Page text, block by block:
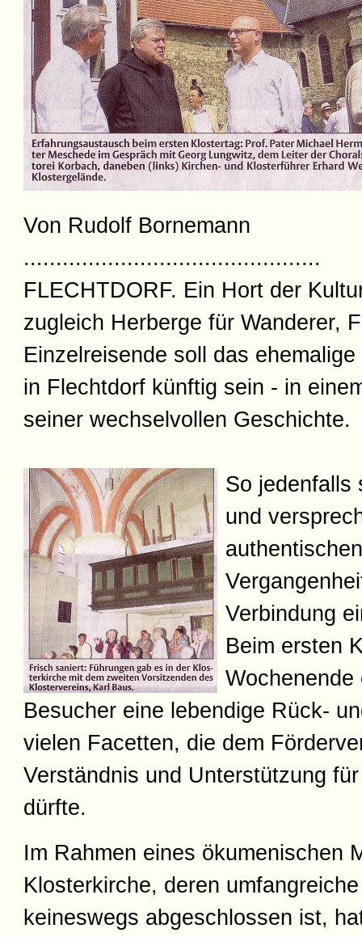
Von Rudolf Bornemann
..............................................
FLECHTDORF. Ein Hort der
zugleich Herberge für Wanderer,
Einzelreisende soll das
in Flechtdorf künftig sein - in
seiner wechselvollen Geschichte.
So jedenfalls
und
Verbindung
Beim ersten
Wochenende
Besucher eine lebendige Rück-
vielen Facetten, die dem
Verständnis und Unterstützung
dürfte.
Im Rahmen eines ökumenischen
Klosterkirche, deren
keineswegs abgeschlossen ist,